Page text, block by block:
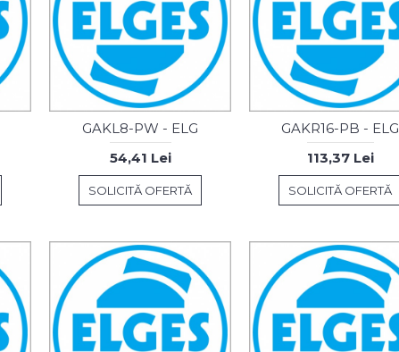
GAKL8-PW - ELG
54,41 Lei
SOLICITĂ OFERTĂ
GAKR16-PB - ELG
113,37 Lei
SOLICITĂ OFERTĂ